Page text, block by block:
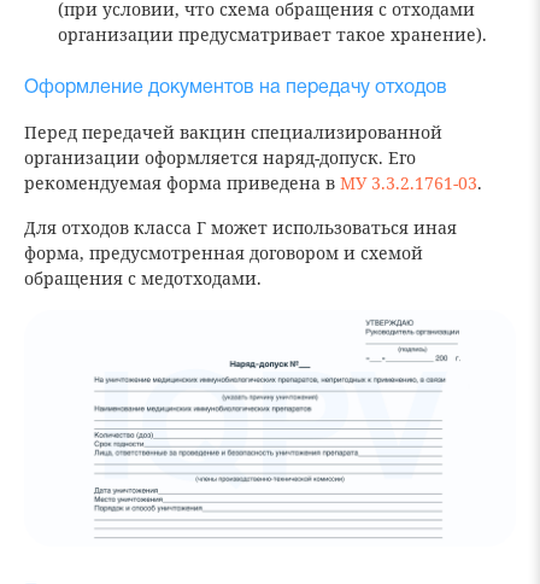
(при условии, что схема обращения с отходами
организации предусматривает такое хранение).
Оформление документов на передачу отходов
Перед передачей вакцин специализированной
организации оформляется наряд-допуск. Его
рекомендуемая форма приведена в МУ 3.3.2.1761-03.
Для отходов класса Г может использоваться иная
форма, предусмотренная договором и схемой
обращения с медотходами.